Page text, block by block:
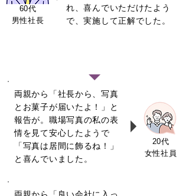
60代
男性社長
れ、喜んでいただけたよう
で、実施して正解でした。
​両親から「社長から、写真
とお菓子が届いたよ！」と
報告が。職場写真の私の表
情を見て安心したようで
「写真は居間に飾るね！」
と喜んでいました。
20代
女性社員